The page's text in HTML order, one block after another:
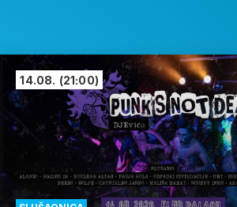
14.08. (21:00)